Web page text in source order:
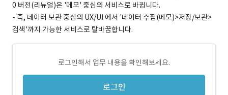
0 버전(리뉴얼)은 '메모' 중심의 서비스로 바뀝니다.
- 즉, 데이터 보관 중심의 UX/UI 에서 '데이터 수집(메모)>저장/보관>
검색'까지 가능한 서비스로 탈바꿈합니다.
로그인해서 업무 내용을 확인해보세요.
로그인